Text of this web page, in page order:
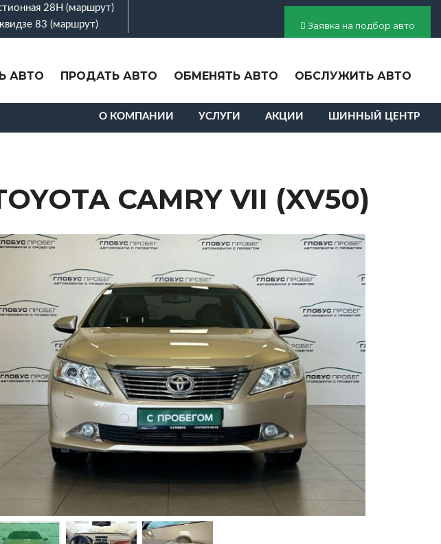
28Н (маршрут)
83 (маршрут)
Заявка на подбор авто
АВТО ПРОДАТЬ АВТО ОБМЕНЯТЬ АВТО ОБСЛУЖИТЬ АВТО
О КОМПАНИИ УСЛУГИ АКЦИИ ШИННЫЙ ЦЕНТР
CAMRY VII (XV50)